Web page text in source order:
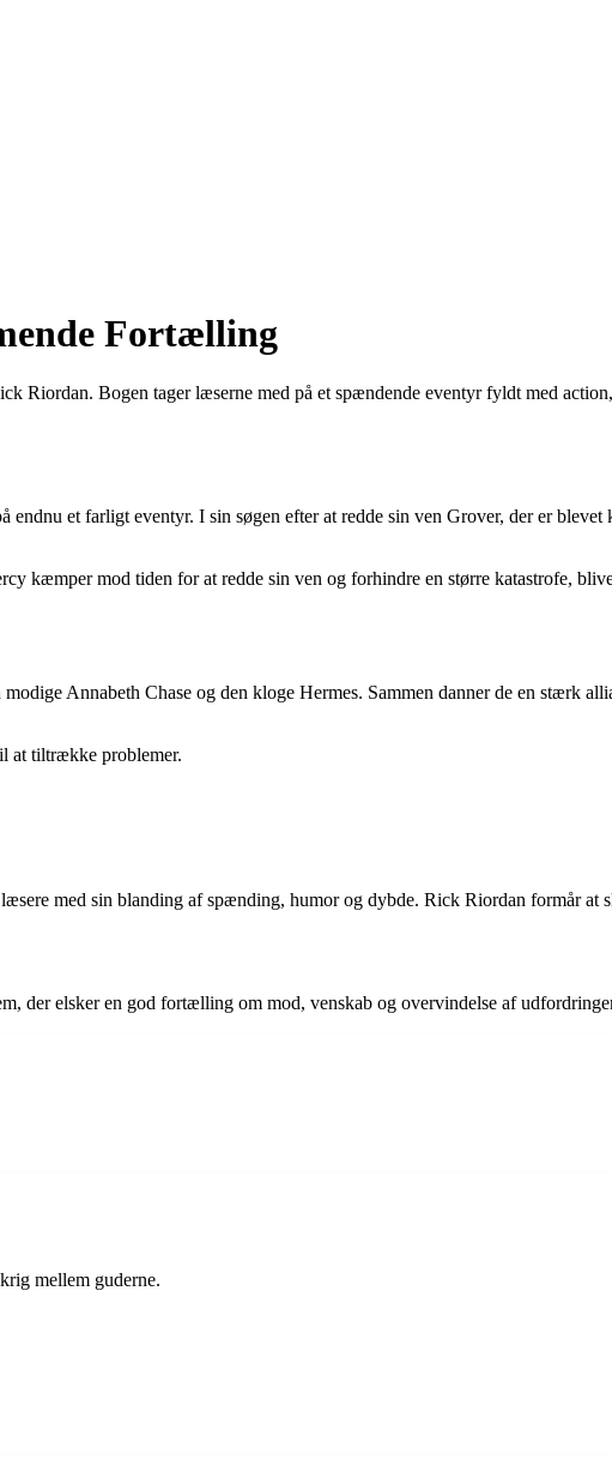
Fortælling
Riordan. Bogen tager læserne med på et spændende eventyr fyldt med
et farligt eventyr. I sin søgen efter at redde sin ven Grover, der er
kæmper mod tiden for at redde sin ven og forhindre en større katastrofe,
Annabeth Chase og den kloge Hermes. Sammen danner de en stærk
at tiltrække problemer.
med sin blanding af spænding, humor og dybde. Rick Riordan formår at
der elsker en god fortælling om mod, venskab og overvindelse af
mellem guderne.